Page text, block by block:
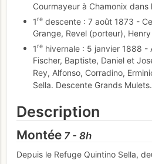
Courmayeur à Chamonix dans
1re descente : 7 août 1873 -
Grange, Revel (porteur),
1re hivernale : 5 janvier 1888 -
Fischer, Baptiste, Daniel et
Rey, Alfonso, Corradino,
Sella. Descente Grands Mulets.
Description
Montée 7 - 8h
Depuis le Refuge Quintino Sella,